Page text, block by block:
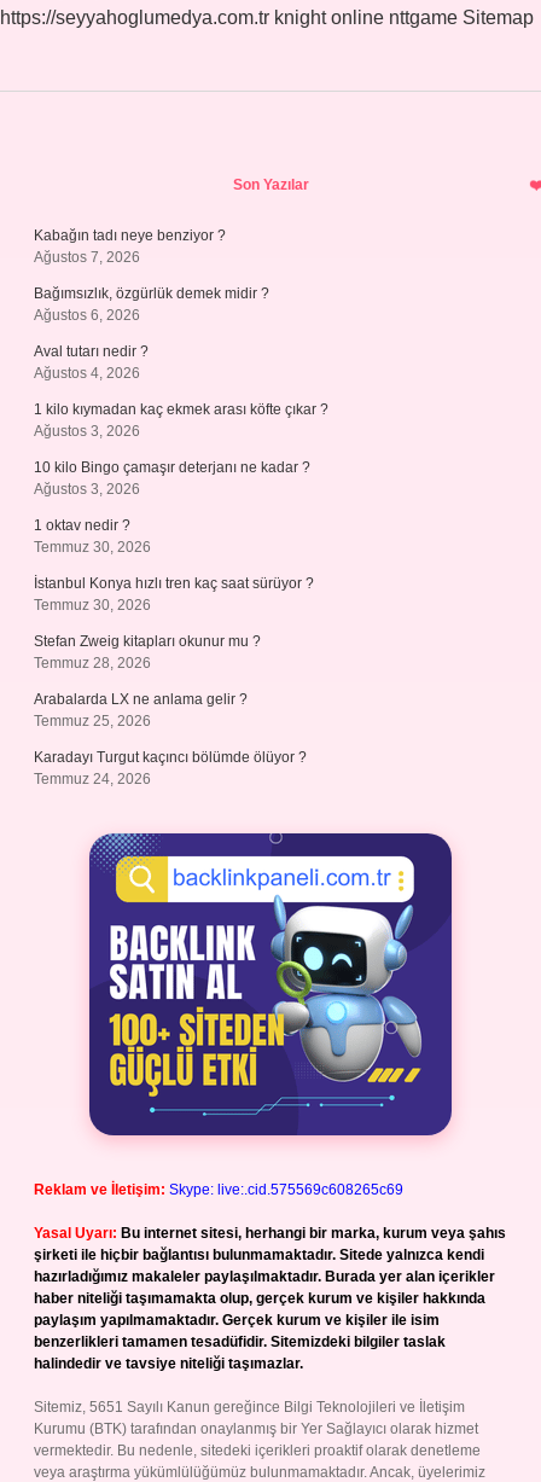
https://seyyahoglumedya.com.tr knight online nttgame Sitemap
Son Yazılar
Kabağın tadı neye benziyor ?
Ağustos 7, 2026
Bağımsızlık, özgürlük demek midir ?
Ağustos 6, 2026
Aval tutarı nedir ?
Ağustos 4, 2026
1 kilo kıymadan kaç ekmek arası köfte çıkar ?
Ağustos 3, 2026
10 kilo Bingo çamaşır deterjanı ne kadar ?
Ağustos 3, 2026
1 oktav nedir ?
Temmuz 30, 2026
İstanbul Konya hızlı tren kaç saat sürüyor ?
Temmuz 30, 2026
Stefan Zweig kitapları okunur mu ?
Temmuz 28, 2026
Arabalarda LX ne anlama gelir ?
Temmuz 25, 2026
Karadayı Turgut kaçıncı bölümde ölüyor ?
Temmuz 24, 2026
Reklam ve İletişim: Skype: live:.cid.575569c608265c69
Yasal Uyarı: Bu internet sitesi, herhangi bir marka, kurum veya şahıs
şirketi ile hiçbir bağlantısı bulunmamaktadır. Sitede yalnızca kendi
hazırladığımız makaleler paylaşılmaktadır. Burada yer alan içerikler
haber niteliği taşımamakta olup, gerçek kurum ve kişiler hakkında
paylaşım yapılmamaktadır. Gerçek kurum ve kişiler ile isim
benzerlikleri tamamen tesadüfidir. Sitemizdeki bilgiler taslak
halindedir ve tavsiye niteliği taşımazlar.
Sitemiz, 5651 Sayılı Kanun gereğince Bilgi Teknolojileri ve İletişim
Kurumu (BTK) tarafından onaylanmış bir Yer Sağlayıcı olarak hizmet
vermektedir. Bu nedenle, sitedeki içerikleri proaktif olarak denetleme
veya araştırma yükümlülüğümüz bulunmamaktadır. Ancak, üyelerimiz